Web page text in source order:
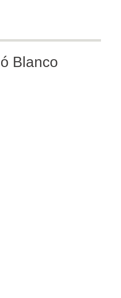
Blanco